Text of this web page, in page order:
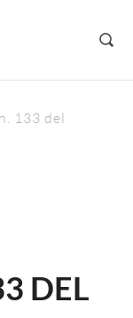
133 del
DEL